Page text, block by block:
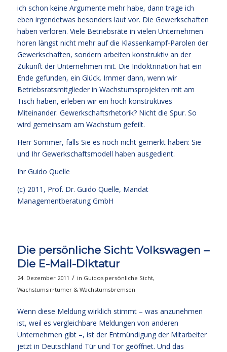
ich schon keine Argumente mehr habe, dann trage ich
eben irgendetwas besonders laut vor. Die Gewerkschaften
haben verloren. Viele Betriebsräte in vielen Unternehmen
hören längst nicht mehr auf die Klassenkampf-Parolen der
Gewerkschaften, sondern arbeiten konstruktiv an der
Zukunft der Unternehmen mit. Die Indoktrination hat ein
Ende gefunden, ein Glück. Immer dann, wenn wir
Betriebsratsmitglieder in Wachstumsprojekten mit am
Tisch haben, erleben wir ein hoch konstruktives
Miteinander. Gewerkschaftsrhetorik? Nicht die Spur. So
wird gemeinsam am Wachstum gefeilt.
Herr Sommer, falls Sie es noch nicht gemerkt haben: Sie
und Ihr Gewerkschaftsmodell haben ausgedient.
Ihr Guido Quelle
(c) 2011, Prof. Dr. Guido Quelle, Mandat
Managementberatung GmbH
Die persönliche Sicht: Volkswagen –
Die E-Mail-Diktatur
24. Dezember 2011 / in Guidos persönliche Sicht,
Wachstumsirrtümer & Wachstumsbremsen
Wenn diese Meldung wirklich stimmt – was anzunehmen
ist, weil es vergleichbare Meldungen von anderen
Unternehmen gibt –, ist der Entmündigung der Mitarbeiter
jetzt in Deutschland Tür und Tor geöffnet. Und das